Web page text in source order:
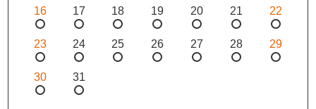
16 17 18 19 20 21 22
23 24 25 26 27 28 29
30 31